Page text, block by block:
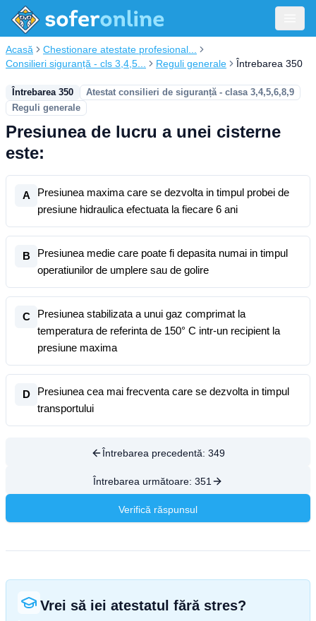
Acasă
Chestionare atestate profesional...
Consilieri siguranță - cls 3,4,5...
Reguli generale Întrebarea 350
Întrebarea 350
Atestat consilieri de siguranță - clasa 3,4,5,6,8,9
Reguli generale
Presiunea de lucru a unei cisterne
este:
A
Presiunea maxima care se dezvolta in timpul probei de
presiune hidraulica efectuata la fiecare 6 ani
B
Presiunea medie care poate fi depasita numai in timpul
operatiunilor de umplere sau de golire
C
Presiunea stabilizata a unui gaz comprimat la
temperatura de referinta de 150° C intr-un recipient la
presiune maxima
D
Presiunea cea mai frecventa care se dezvolta in timpul
transportului
Întrebarea precedentă: 349
Întrebarea următoare: 351
Verifică răspunsul
Vrei să iei atestatul fără stres?